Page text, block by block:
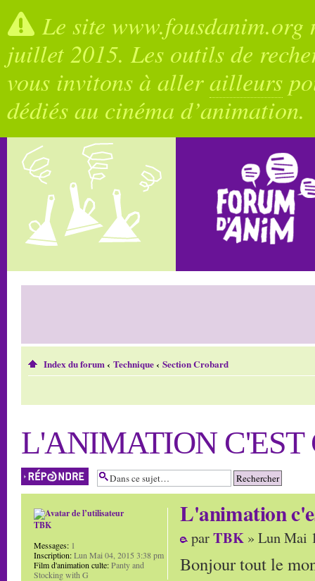
Le site
juillet 2015. Les outils de
vous invitons à allerailleurs
dédiés au cinéma d’animation.
Index du forum‹ Technique‹ Section Crobard
L'ANIMATION C'EST
Répondre
L'animation
parTBK » Lun Mai
Bonjour tout le
TBK
Messages: 1
Inscription:Lun Mai 04, 2015 3:38 pm
Film d'animation culte:Panty and
Stocking with G